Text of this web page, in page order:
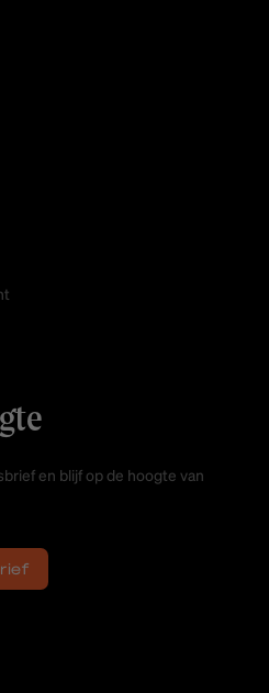
en blijf op de hoogte van